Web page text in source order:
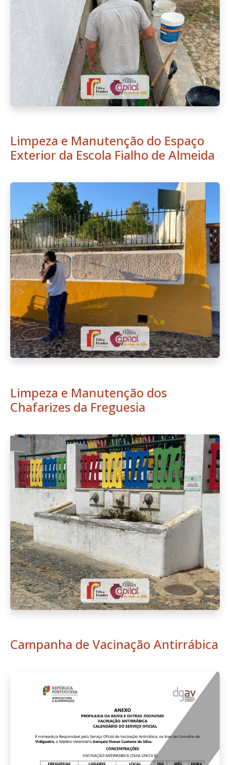
Limpeza e Manutenção do Espaço
Exterior da Escola Fialho de Almeida
Limpeza e Manutenção dos
Chafarizes da Freguesia
Campanha de Vacinação Antirrábica